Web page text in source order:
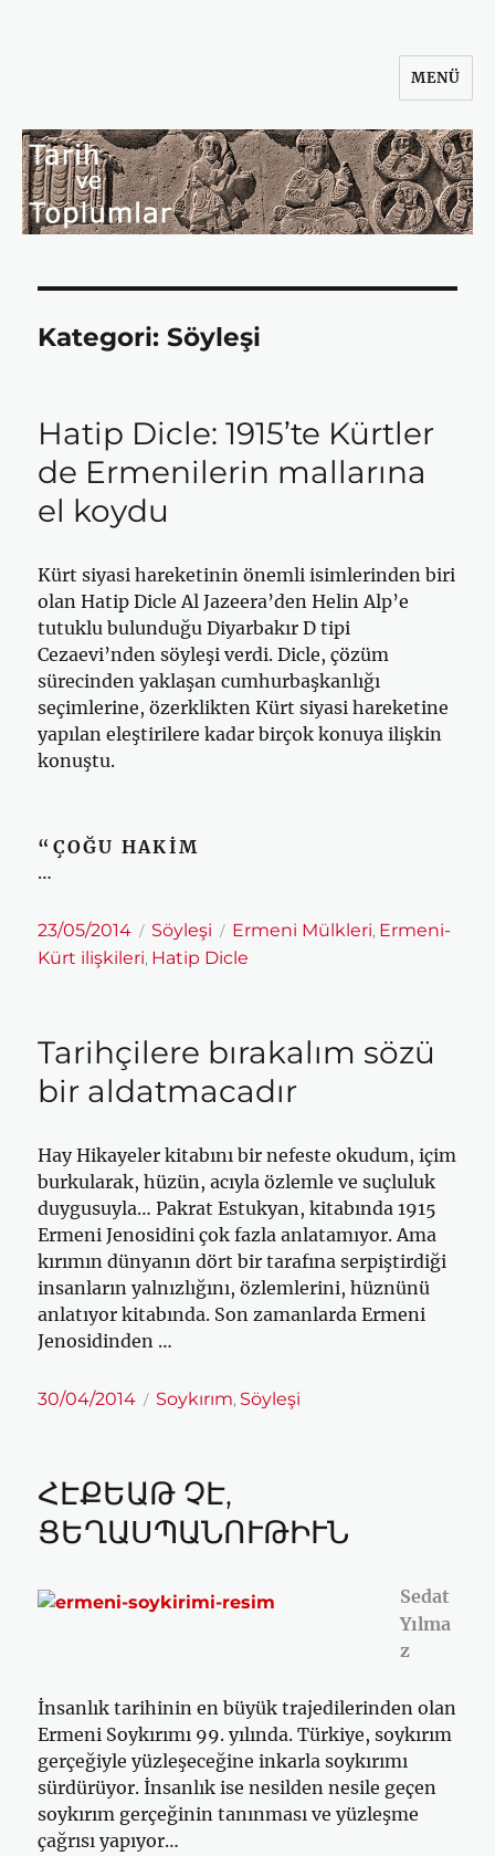
MENÜ
Kategori:Söyleşi
Hatip Dicle: 1915’te Kürtler
de Ermenilerin mallarına
el koydu
Kürt siyasi hareketinin önemli isimlerinden biri
olan Hatip Dicle Al Jazeera’den Helin Alp’e
tutuklu bulunduğu Diyarbakır D tipi
Cezaevi’nden söyleşi verdi. Dicle, çözüm
sürecinden yaklaşan cumhurbaşkanlığı
seçimlerine, özerklikten Kürt siyasi hareketine
yapılan eleştirilere kadar birçok konuya ilişkin
konuştu.
“ÇOĞU HAKİM
…
Yayın
tarihi
23/05/2014 Kategoriler
Söyleşi Etiketler
Ermeni Mülkleri, Ermeni-
Kürt ilişkileri, Hatip Dicle
Tarihçilere bırakalım sözü
bir aldatmacadır
Hay Hikayeler kitabını bir nefeste okudum, içim
burkularak, hüzün, acıyla özlemle ve suçluluk
duygusuyla… Pakrat Estukyan, kitabında 1915
Ermeni Jenosidini çok fazla anlatamıyor. Ama
kırımın dünyanın dört bir tarafına serpiştirdiği
insanların yalnızlığını, özlemlerini, hüznünü
anlatıyor kitabında. Son zamanlarda Ermeni
Jenosidinden …
Yayın
30/04/2014 Kategoriler
Soykırım, Söyleşi
ՀԷՔԵԱԹ ՉԷ,
ՑԵՂԱՍՊԱՆՈՒԹԻՒՆ
Sedat
Yılma
z
İnsanlık tarihinin en büyük trajedilerinden olan
Ermeni Soykırımı 99. yılında. Türkiye, soykırım
gerçeğiyle yüzleşeceğine inkarla soykırımı
sürdürüyor. İnsanlık ise nesilden nesile geçen
soykırım gerçeğinin tanınması ve yüzleşme
çağrısı yapıyor…